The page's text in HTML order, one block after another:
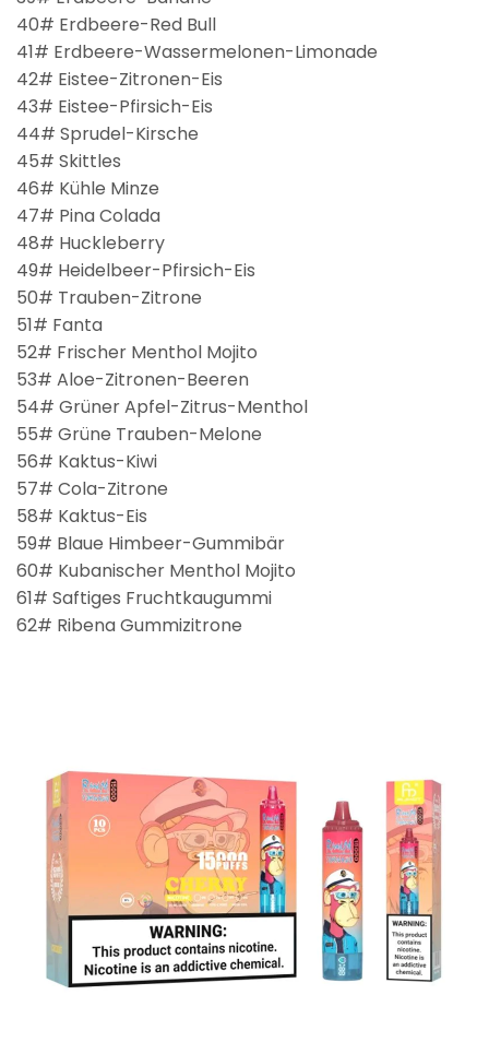
40# Erdbeere-Red Bull
41# Erdbeere-Wassermelonen-Limonade
42# Eistee-Zitronen-Eis
43# Eistee-Pfirsich-Eis
44# Sprudel-Kirsche
45# Skittles
46# Kühle Minze
47# Pina Colada
48# Huckleberry
49# Heidelbeer-Pfirsich-Eis
50# Trauben-Zitrone
51# Fanta
52# Frischer Menthol Mojito
53# Aloe-Zitronen-Beeren
54# Grüner Apfel-Zitrus-Menthol
55# Grüne Trauben-Melone
56# Kaktus-Kiwi
57# Cola-Zitrone
58# Kaktus-Eis
59# Blaue Himbeer-Gummibär
60# Kubanischer Menthol Mojito
61# Saftiges Fruchtkaugummi
62# Ribena Gummizitrone